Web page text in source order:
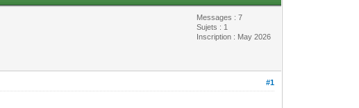
Messages : 7
Sujets : 1
Inscription : May 2026
#1